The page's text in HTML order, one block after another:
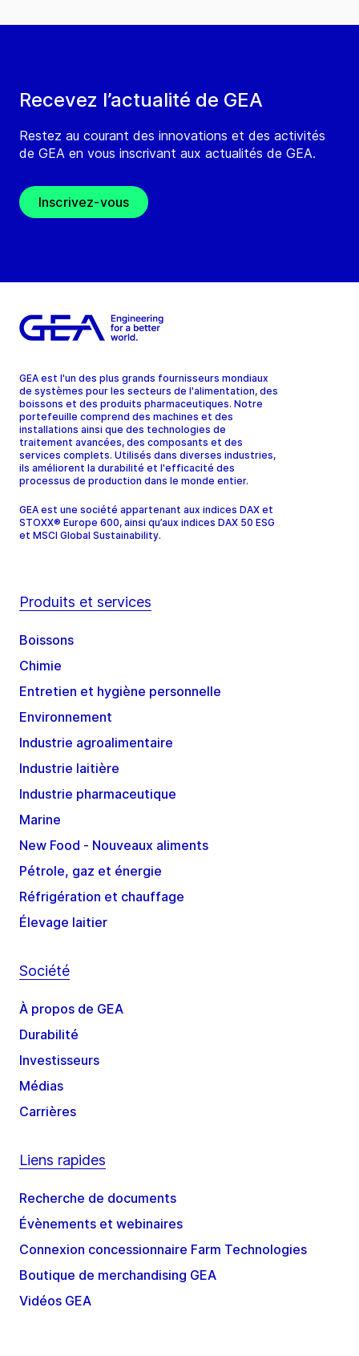
Recevez l’actualité de GEA
Restez au courant des innovations et des activités
de GEA en vous inscrivant aux actualités de GEA.
Inscrivez-vous
GEA est l'un des plus grands fournisseurs mondiaux
de systèmes pour les secteurs de l'alimentation, des
boissons et des produits pharmaceutiques. Notre
portefeuille comprend des machines et des
installations ainsi que des technologies de
traitement avancées, des composants et des
services complets. Utilisés dans diverses industries,
ils améliorent la durabilité et l'efficacité des
processus de production dans le monde entier.
GEA est une société appartenant aux indices DAX et
STOXX® Europe 600, ainsi qu’aux indices DAX 50 ESG
et MSCI Global Sustainability.
Produits et services
Boissons
Chimie
Entretien et hygiène personnelle
Environnement
Industrie agroalimentaire
Industrie laitière
Industrie pharmaceutique
Marine
New Food - Nouveaux aliments
Pétrole, gaz et énergie
Réfrigération et chauffage
Élevage laitier
Société
À propos de GEA
Durabilité
Investisseurs
Médias
Carrières
Liens rapides
Recherche de documents
Évènements et webinaires
Connexion concessionnaire Farm Technologies
Boutique de merchandising GEA
Vidéos GEA